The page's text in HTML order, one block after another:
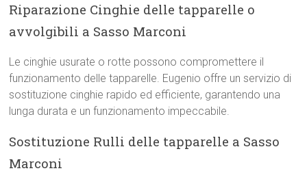
Riparazione Cinghie delle tapparelle o
avvolgibili a Sasso Marconi
Le cinghie usurate o rotte possono compromettere il
funzionamento delle tapparelle. Eugenio offre un servizio di
sostituzione cinghie rapido ed efficiente, garantendo una
lunga durata e un funzionamento impeccabile.
Sostituzione Rulli delle tapparelle a Sasso
Marconi